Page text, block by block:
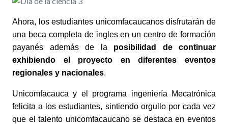
Ahora, los estudiantes unicomfacaucanos disfrutarán de
una beca completa de ingles en un centro de formación
payanés además de la posibilidad de continuar
exhibiendo el proyecto en diferentes eventos
regionales y nacionales.
Unicomfacauca y el programa ingeniería Mecatrónica
felicita a los estudiantes, sintiendo orgullo por cada vez
que el talento unicomfacaucano se destaca en eventos